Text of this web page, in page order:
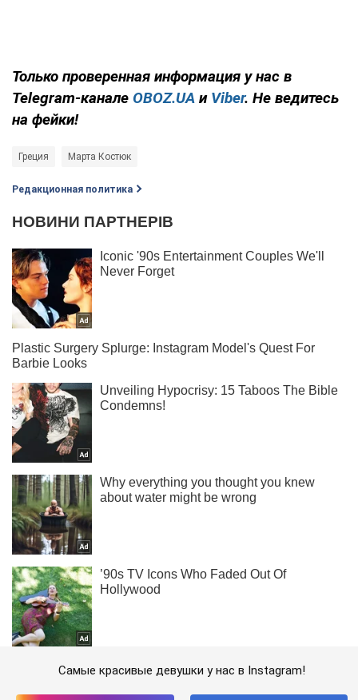
Только проверенная информация у нас в
Telegram-канале OBOZ.UA и Viber. Не ведитесь
на фейки!
Греция Марта Костюк
Редакционная политика
Самые красивые девушки у нас в Instagram!